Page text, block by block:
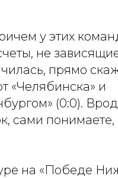
у этих
не
прямо
«Челябинска» и
(0:0).
сами понимаете,
на «Победе